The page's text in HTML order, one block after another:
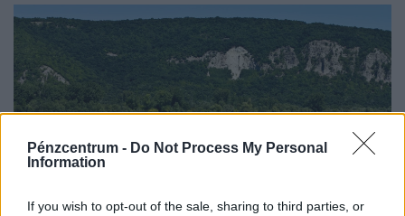
Pénzcentrum - Do Not Process My Personal
Information
If you wish to opt-out of the sale, sharing to third parties, or
fellélegezhetünk.